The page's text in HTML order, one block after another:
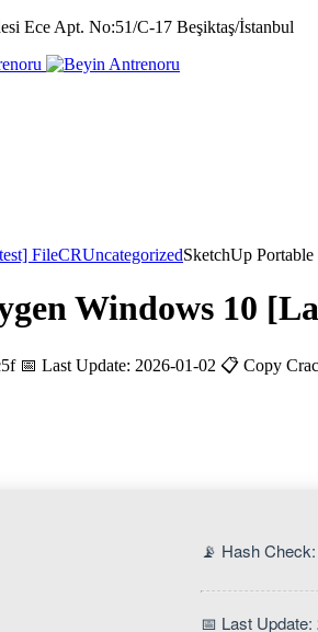
Ece Apt. No:51/C-17 Beşiktaş/İstanbul
FileCRUncategorizedSketchUp
Windows 10
📅 Last Update: 2026-01-02 📋 Copy
📡 Hash
📅 Last Update: